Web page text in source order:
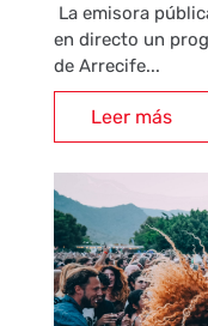
La emisora
en directo un
de Arrecife...
Leer más